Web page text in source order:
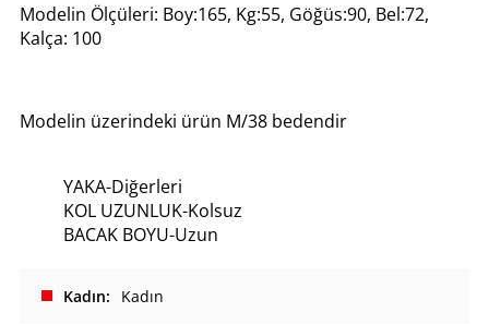
Modelin Ölçüleri: Boy:165, Kg:55, Göğüs:90, Bel:72,
Kalça: 100
Modelin üzerindeki ürün M/38 bedendir
YAKA-Diğerleri
KOL UZUNLUK-Kolsuz
BACAK BOYU-Uzun
Kadın Kadın